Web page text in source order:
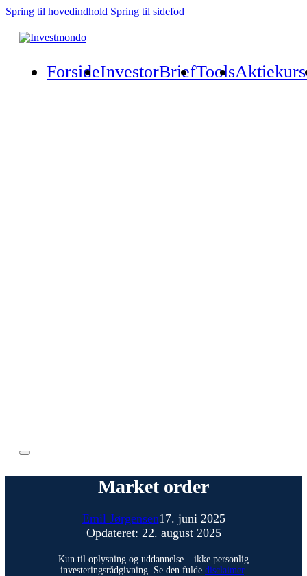
Spring til hovedindhold Spring til sidefod
ForsideInvestorBriefTools
Market order
Emil Jørgensen17. juni 2025
Opdateret: 22. august 2025
Kun til oplysning og uddannelse – ikke personlig
investeringsrådgivning. Se den fulde disclaimer.